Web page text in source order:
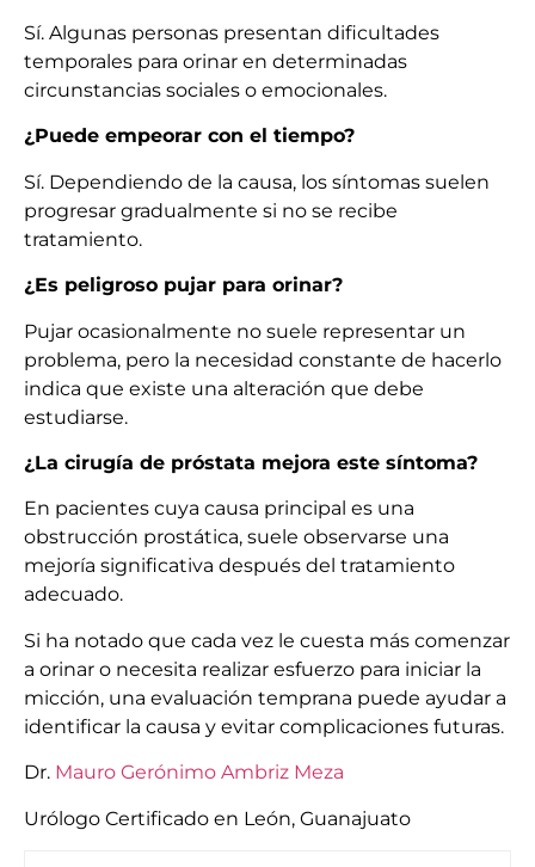
Sí. Algunas personas presentan dificultades
temporales para orinar en determinadas
circunstancias sociales o emocionales.
¿Puede empeorar con el tiempo?
Sí. Dependiendo de la causa, los síntomas suelen
progresar gradualmente si no se recibe
tratamiento.
¿Es peligroso pujar para orinar?
Pujar ocasionalmente no suele representar un
problema, pero la necesidad constante de hacerlo
indica que existe una alteración que debe
estudiarse.
¿La cirugía de próstata mejora este síntoma?
En pacientes cuya causa principal es una
obstrucción prostática, suele observarse una
mejoría significativa después del tratamiento
adecuado.
Si ha notado que cada vez le cuesta más comenzar
a orinar o necesita realizar esfuerzo para iniciar la
micción, una evaluación temprana puede ayudar a
identificar la causa y evitar complicaciones futuras.
Dr. Mauro Gerónimo Ambriz Meza
Urólogo Certificado en León, Guanajuato